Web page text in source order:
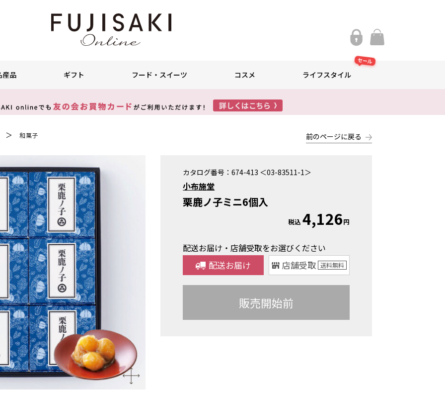
産品 ギフト フード・スイーツ コスメ ライフスタイル
セール
＞ 和菓子 前のページに戻る
カタログ番号：674-413 ＜03-83511-1＞
小布施堂
栗鹿ノ子ミニ6個入
税込4,126円
配送お届け・店舗受取をお選びください
配送お届け 店舗受取 送料無料
販売開始前